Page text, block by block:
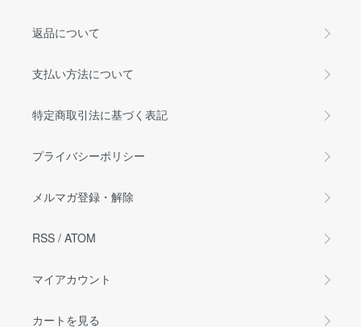
返品について
支払い方法について
特定商取引法に基づく表記
プライバシーポリシー
メルマガ登録・解除
RSS / ATOM
マイアカウント
カートを見る